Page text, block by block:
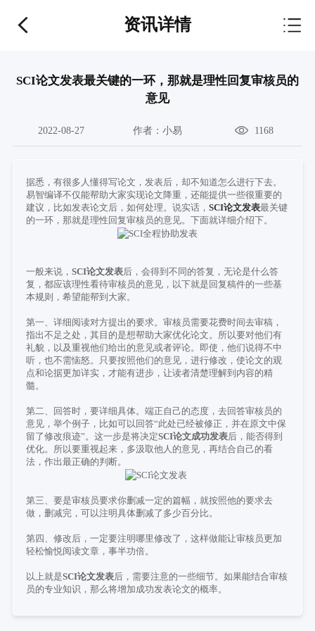
资讯详情
SCI论文发表最关键的一环，那就是理性回复审核员的
意见
2022-08-27 作者： 小易 1168
据悉，有很多人懂得写论文，发表后，却不知道怎么进行下去。
易智编译不仅能帮助大家实现论文降重，还能提供一些很重要的
建议，比如发表论文后，如何处理。说实话， SCI论文发表最关键
的一环，那就是理性回复审核员的意见。下面就详细介绍下。
一般来说， SCI论文发表后，会得到不同的答复，无论是什么答
复，都应该理性看待审核员的意见，以下就是回复稿件的一些基
本规则，希望能帮到大家。
第一、详细阅读对方提出的要求。审核员需要花费时间去审稿，
指出不足之处，其目的是想帮助大家优化论文。所以要对他们有
礼貌，以及重视他们给出的意见或者评论。即使，他们说得不中
听，也不需恼怒。只要按照他们的意见，进行修改，使论文的观
点和论据更加详实，才能有进步，让读者清楚理解到内容的精
髓。
第二、回答时，要详细具体。端正自己的态度，去回答审核员的
意见，举个例子，比如可以回答“此处已经被修正，并在原文中保
留了修改痕迹”。这一步是将决定SCI论文成功发表后，能否得到
优化。所以要重视起来，多汲取他人的意见，再结合自己的看
法，作出最正确的判断。
第三、要是审核员要求你删减一定的篇幅，就按照他的要求去
做，删减完，可以注明具体删减了多少百分比。
第四、修改后，一定要注明哪里修改了，这样做能让审核员更加
轻松愉悦阅读文章，事半功倍。
以上就是SCI论文发表后 ，需要注意的一些细节。如果能结合审核
员的专业知识，那么将增加成功发表论文的概率。